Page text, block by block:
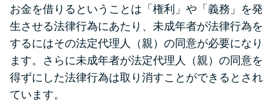
に悩む人へ街金をおすすめしな
い理由
質屋でお金を借りるには？年利
やシステムをカードローンと比
お金を借りるということは「権利」や「義務」を発
生させる法律行為にあたり、未成年者が法律行為を
するにはその法定代理人（親）の同意が必要になり
ます。さらに未成年者が法定代理人（親）の同意を
得ずにした法律行為は取り消すことができるとされ
ています。